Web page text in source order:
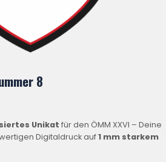
8
Unikat für den ÖMM XXVI – Deine
Digitaldruck auf1 mm starkem